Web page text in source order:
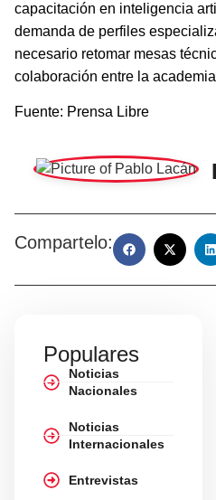
capacitación en inteligencia
demanda de perfiles
necesario retomar mesas
colaboración entre la
Fuente: Prensa Libre
Compartelo:
Populares
Noticias
Nacionales
Noticias
Internacionales
Entrevistas